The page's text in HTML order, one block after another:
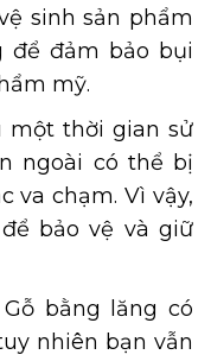
sinh sản phẩm
để đảm bảo bụi
mỹ.
một thời gian sử
ngoài có thể bị
va chạm. Vì vậy,
bảo vệ và giữ
Gỗ bằng lăng có
nhiên bạn vẫn